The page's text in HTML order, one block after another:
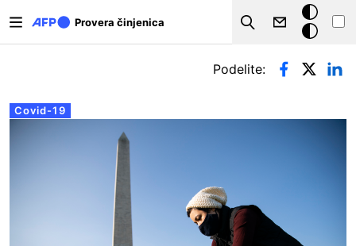
Provera činjenica
Search
Tamna
pozadina
Примарни табови
Covid-19
Podelite: